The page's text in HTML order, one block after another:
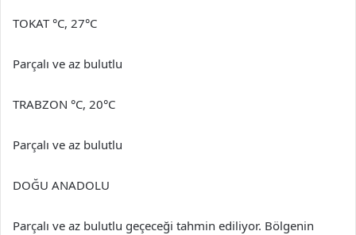
TOKAT °C, 27°C
Parçalı ve az bulutlu
TRABZON °C, 20°C
Parçalı ve az bulutlu
DOĞU ANADOLU
Parçalı ve az bulutlu geçeceği tahmin ediliyor. Bölgenin